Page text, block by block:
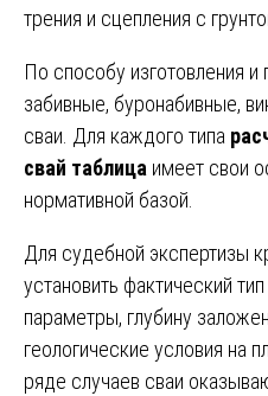
трения и сцепления с
По способу изготовления
забивные, буронабивные,
сваи. Для каждого типа
свай таблица имеет свои
нормативной базой.
Для судебной экспертизы
установить фактический
параметры, глубину
геологические условия на
ряде случаев сваи